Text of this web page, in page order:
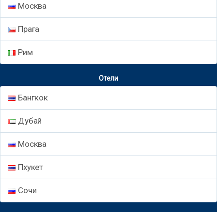
Москва
Прага
Рим
Отели
Бангкок
Дубай
Москва
Пхукет
Сочи